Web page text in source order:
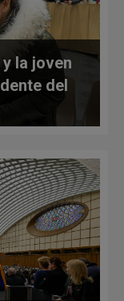
la joven
del